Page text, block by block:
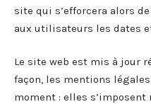
site qui s’efforcera alors
aux utilisateurs les dates
Le site web est mis à jour
façon, les mentions
moment : elles